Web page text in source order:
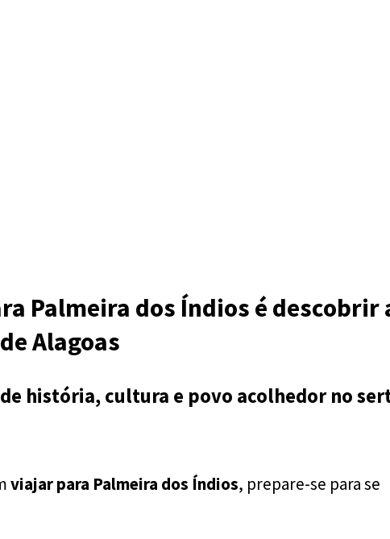
Palmeira dos Índios é descobrir
Alagoas
história, cultura e povo acolhedor no
viajar para Palmeira dos Índios, prepare-se para se